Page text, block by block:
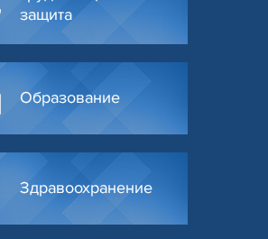
защита
Образование
Здравоохранение